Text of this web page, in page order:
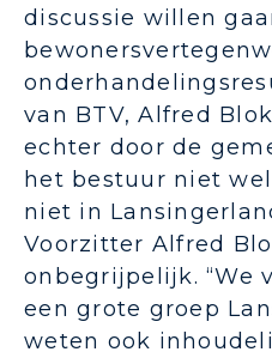
discussie willen
van BTV, Alfred
echter door de
het bestuur niet
niet in
Voorzitter Alfred
onbegrijpelijk. “We
een grote groep
weten ook